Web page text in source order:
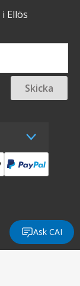
Ellös
Skicka
Ask CAI